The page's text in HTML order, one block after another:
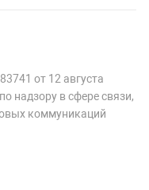
от 12 августа
надзору в сфере связи,
коммуникаций